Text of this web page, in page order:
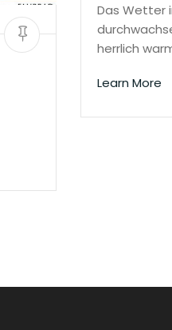
Das Wetter
herrlich
Learn More